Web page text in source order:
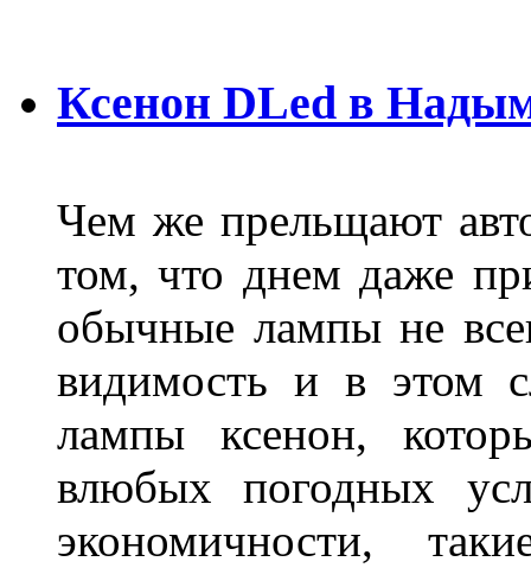
Ксенон DLed в
Чем же прельщают
том, что днем даже
обычные лампы не
видимость и в этом
лампы ксенон,
влюбых погодных
экономичности,